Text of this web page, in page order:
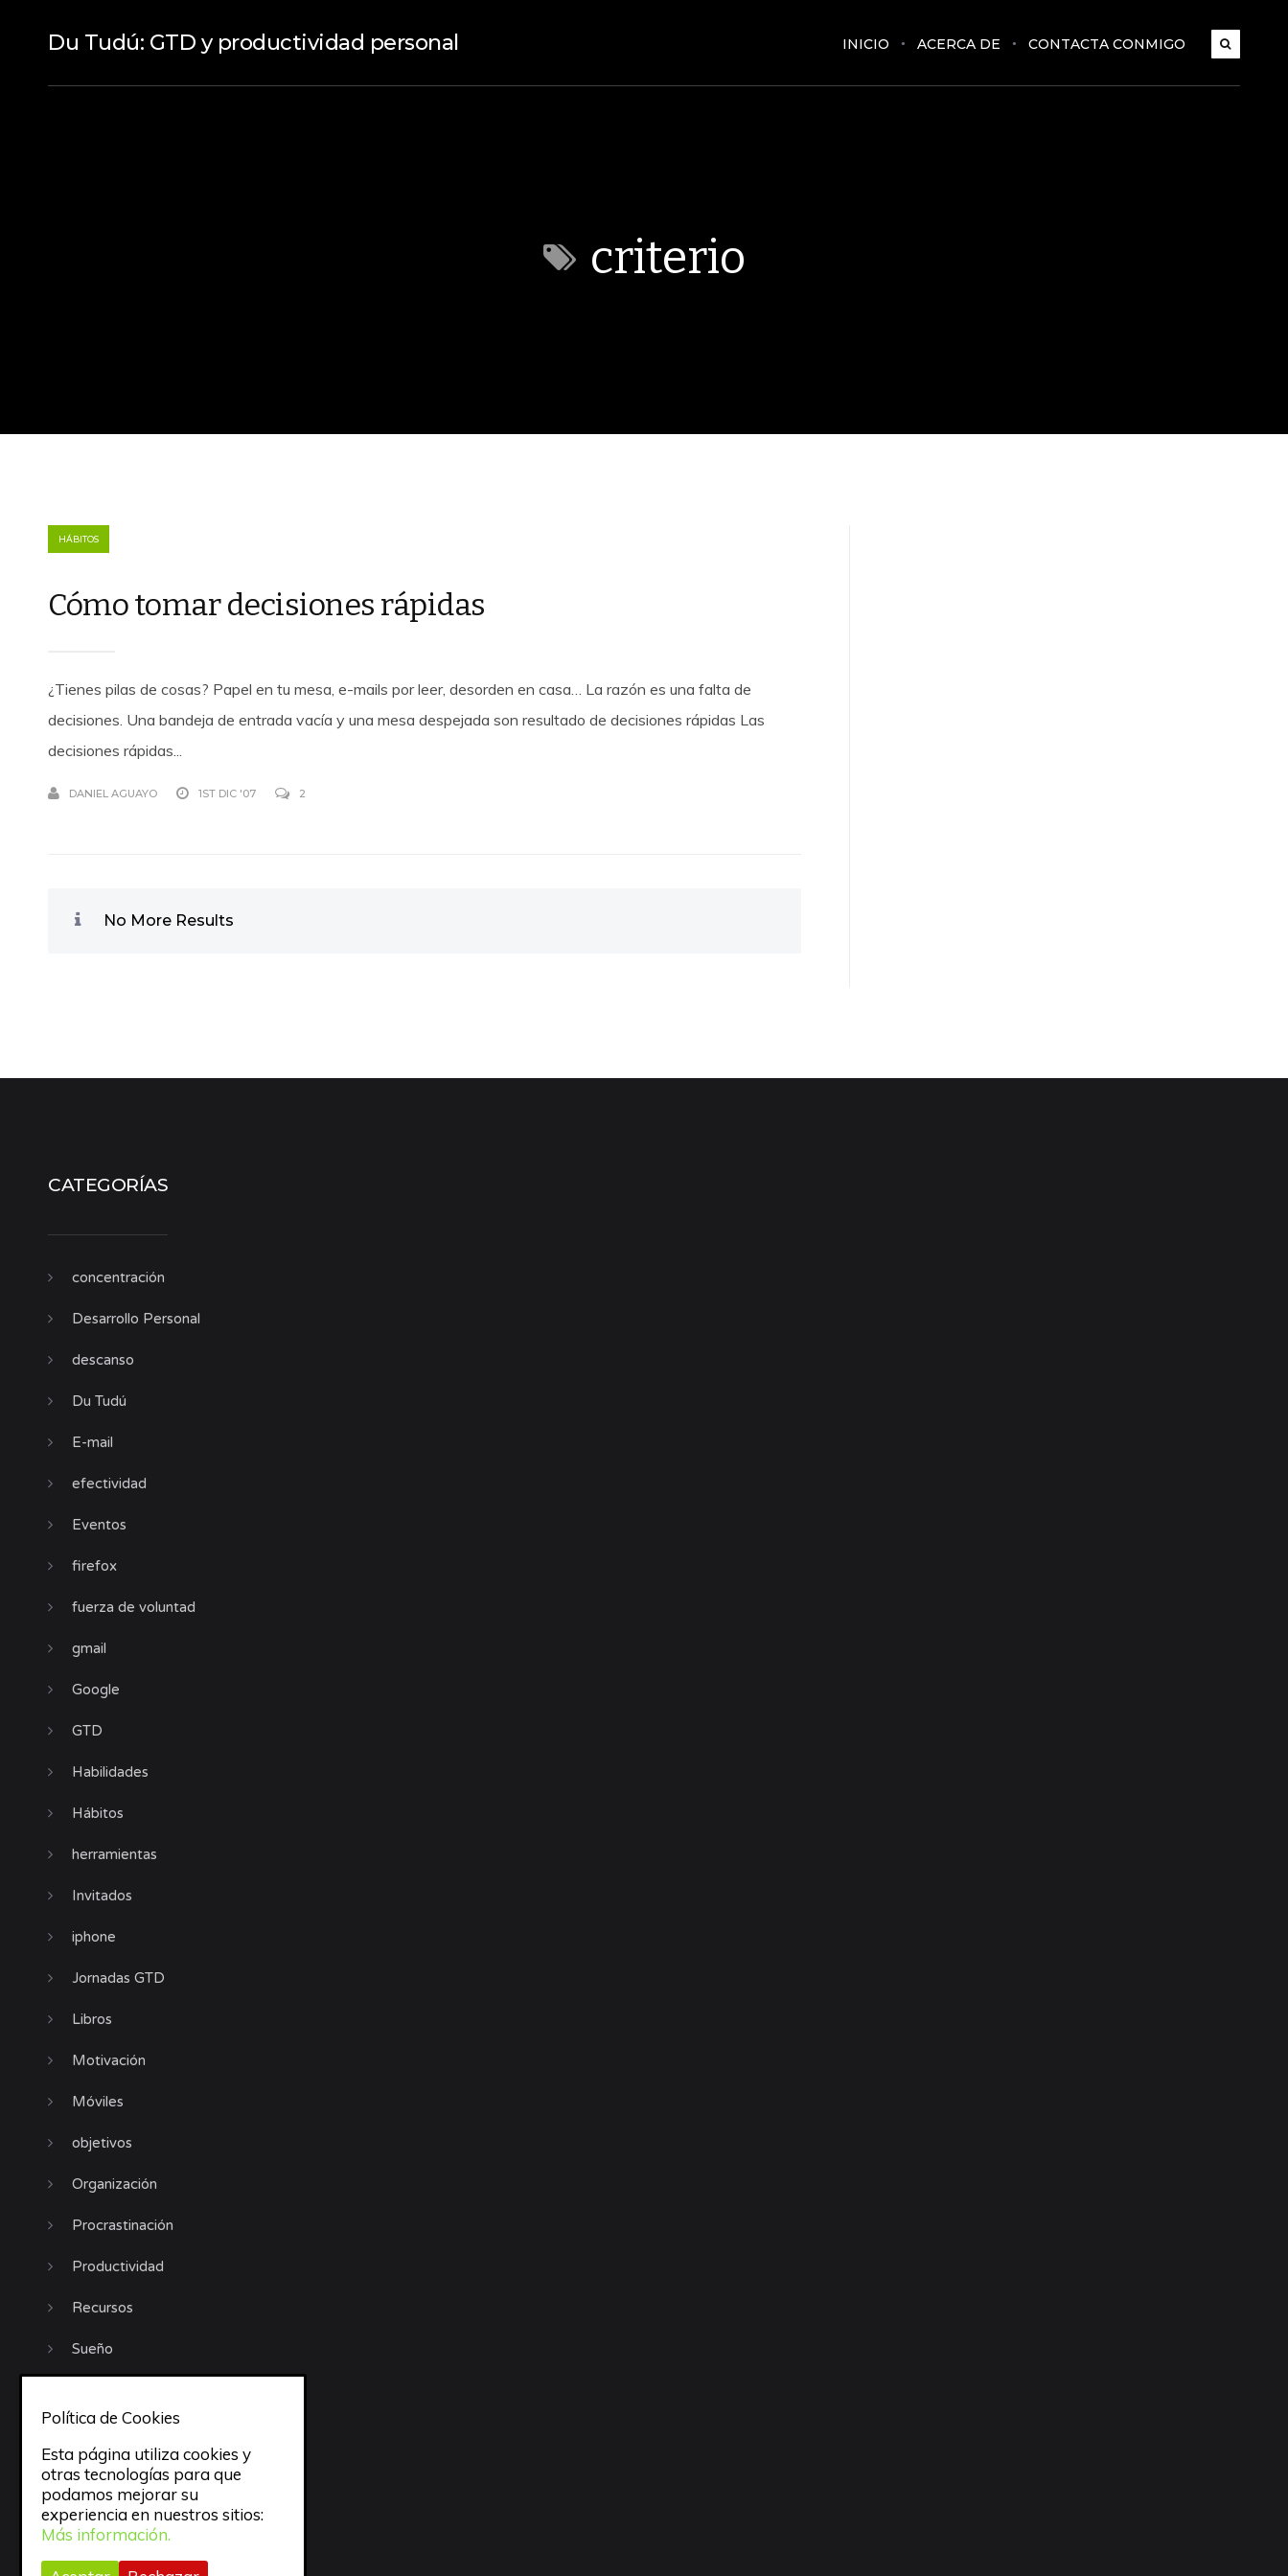
Du Tudú: GTD y productividad personal INICIO ACERCA DE CONTACTA CONMIGO
criterio
HÁBITOS
Cómo tomar decisiones rápidas
¿Tienes pilas de cosas? Papel en tu mesa, e-mails por leer, desorden en casa… La razón es una falta de
decisiones. Una bandeja de entrada vacía y una mesa despejada son resultado de decisiones rápidas Las
decisiones rápidas...
DANIEL AGUAYO 1ST DIC '07 2
No More Results
CATEGORÍAS
concentración
Desarrollo Personal
descanso
Du Tudú
E-mail
efectividad
Eventos
firefox
fuerza de voluntad
gmail
Google
GTD
Habilidades
Hábitos
herramientas
Invitados
iphone
Jornadas GTD
Libros
Motivación
Móviles
objetivos
Organización
Procrastinación
Productividad
Recursos
Sueño
Trucos
Uncategorized
Política de Cookies
Esta página utiliza cookies y
otras tecnologías para que
podamos mejorar su
experiencia en nuestros sitios:
Más información.